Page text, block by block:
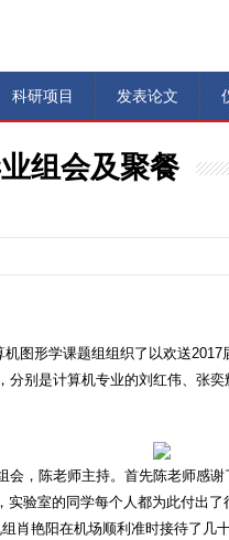
科研项目 发表论文
组会及聚餐
图形学课题组组织了以欢送
分别是计算机专业的刘红伟、张奕
会，陈老师主持。首先陈老师感
实验室的同学每个人都为此付出
肖艳阳在机场顺利准时接待了几